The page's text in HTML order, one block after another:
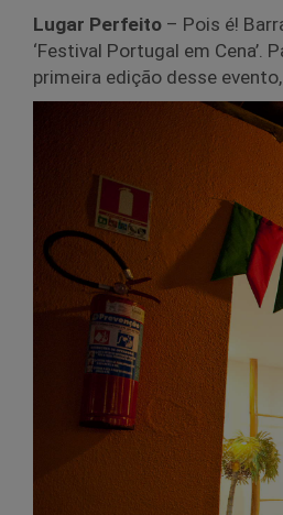
Lugar Perfeito – Pois é!
‘Festival Portugal em
primeira edição desse